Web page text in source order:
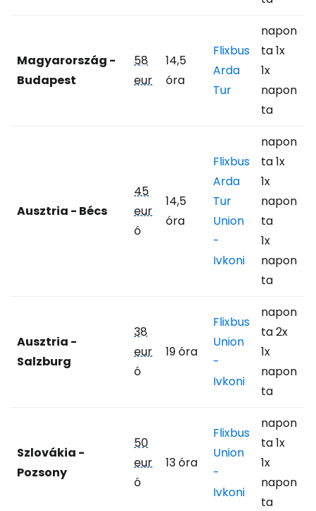
Magyarország -
Budapest
58
eur
14,5
óra
Flixbus
Arda
Tur
napon
ta 1x
1x
napon
ta
Ausztria - Bécs
45
eur
ó
14,5
óra
Flixbus
Arda
Tur
Union
-
Ivkoni
napon
ta 1x
1x
napon
ta
1x
napon
ta
Ausztria -
Salzburg
38
eur
ó
19 óra
Flixbus
Union
-
Ivkoni
napon
ta 2x
1x
napon
ta
Szlovákia -
Pozsony
50
eur
ó
13 óra
Flixbus
Union
-
Ivkoni
napon
ta 1x
1x
napon
ta